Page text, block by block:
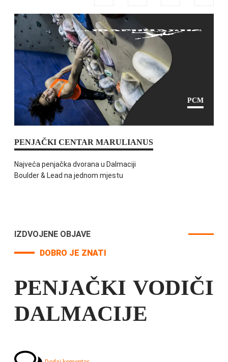
PCM
PENJAČKI CENTAR MARULIANUS
Najveća penjačka dvorana u Dalmaciji
Boulder & Lead na jednom mjestu
IZDVOJENE OBJAVE
DOBRO JE ZNATI
PENJAČKI VODIČI
DALMACIJE